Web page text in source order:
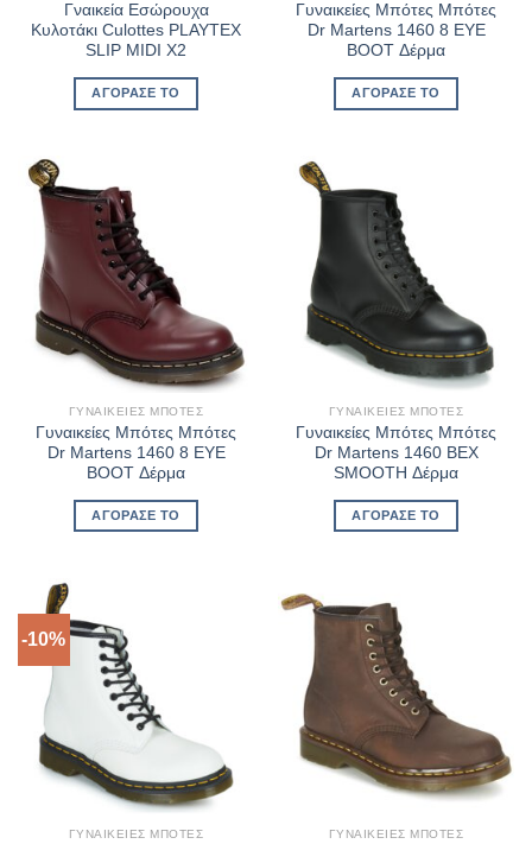
Γναικεία Εσώρουχα
Κυλοτάκι Culottes PLAYTEX
SLIP MIDI X2
ΑΓΌΡΑΣΈ ΤΟ
Γυναικείες Μπότες Μπότες
Dr Martens 1460 8 EYE
BOOT Δέρμα
ΑΓΌΡΑΣΈ ΤΟ
ΓΥΝΑΙΚΕΊΕΣ ΜΠΌΤΕΣ
Γυναικείες Μπότες Μπότες
Dr Martens 1460 8 EYE
BOOT Δέρμα
ΑΓΌΡΑΣΈ ΤΟ
ΓΥΝΑΙΚΕΊΕΣ ΜΠΌΤΕΣ
Γυναικείες Μπότες Μπότες
Dr Martens 1460 BEX
SMOOTH Δέρμα
ΑΓΌΡΑΣΈ ΤΟ
-10%
ΓΥΝΑΙΚΕΊΕΣ ΜΠΌΤΕΣ ΓΥΝΑΙΚΕΊΕΣ ΜΠΌΤΕΣ